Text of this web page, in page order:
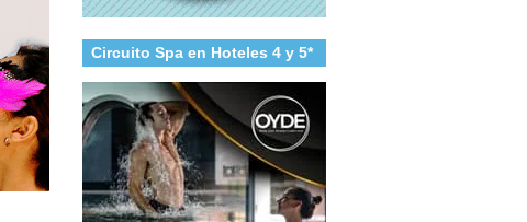
Circuito Spa en Hoteles 4 y 5*